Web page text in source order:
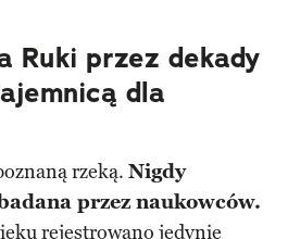
Ruki przez dekady
dla
rzeką. Nigdy
przez naukowców.
rejestrowano jedynie